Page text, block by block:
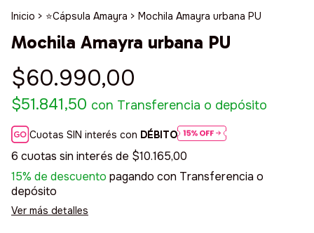
Inicio > ⭐️Cápsula Amayra > Mochila Amayra urbana PU
Mochila Amayra urbana PU
$60.990,00
$51.841,50 con Transferencia o depósito
Cuotas SIN interés con DÉBITO
6 cuotas sin interés de $10.165,00
15% de descuento pagando con Transferencia o
depósito
Ver más detalles